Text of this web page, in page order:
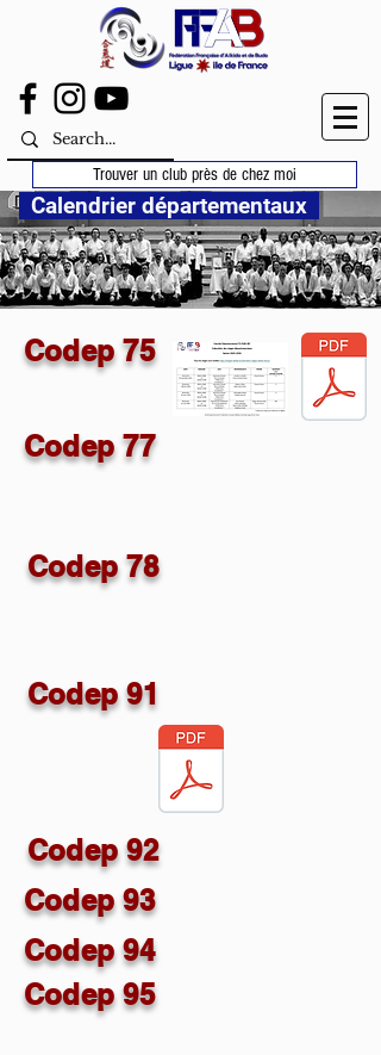
Trouver un club près de chez moi
Calendrier départementaux
Codep 75
Codep 77
Codep 78
Codep 91
Codep 92
Codep 93
Codep 94
Codep 95